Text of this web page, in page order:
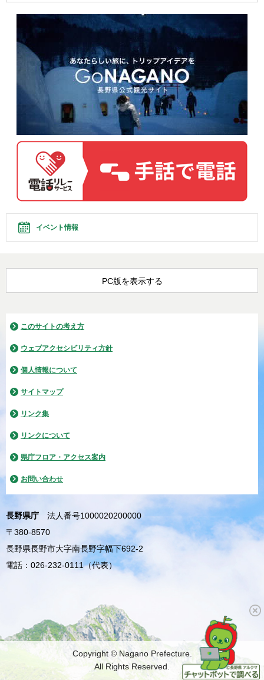
イベント情報
PC版を表示する
このサイトの考え方
ウェブアクセシビリティ方針
個人情報について
サイトマップ
リンク集
リンクについて
県庁フロア・アクセス案内
お問い合わせ
長野県庁
法人番号1000020200000
〒380-8570
長野県長野市大字南長野字幅下692-2
電話：026-232-0111（代表）
Copyright © Nagano Prefecture.
All Rights Reserved.